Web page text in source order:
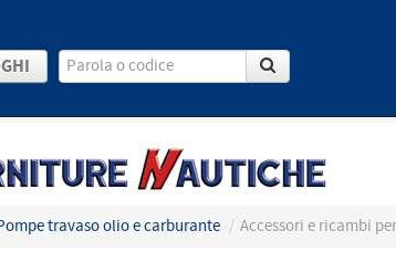
travaso olio e carburante / Accessori e ricambi